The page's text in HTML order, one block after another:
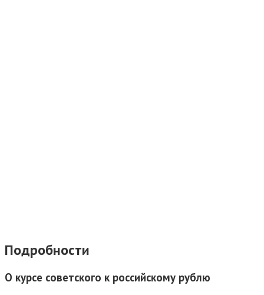
Подробности
О курсе советского к российскому рублю